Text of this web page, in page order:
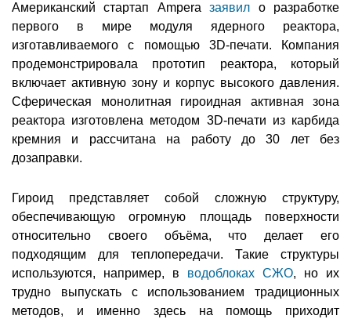
Американский стартап Amperaзаявил о разработке
первого в мире модуля ядерного реактора,
изготавливаемого с помощью 3D-печати. Компания
продемонстрировала прототип реактора, который
включает активную зону и корпус высокого давления.
Сферическая монолитная гироидная активная зона
реактора изготовлена методом 3D-печати из карбида
кремния и рассчитана на работу до 30 лет без
дозаправки.
Гироид представляет собой сложную структуру,
обеспечивающую огромную площадь поверхности
относительно своего объёма, что делает его
подходящим для теплопередачи. Такие структуры
используются, например, в водоблоках СЖО, но их
трудно выпускать с использованием традиционных
методов, и именно здесь на помощь приходит